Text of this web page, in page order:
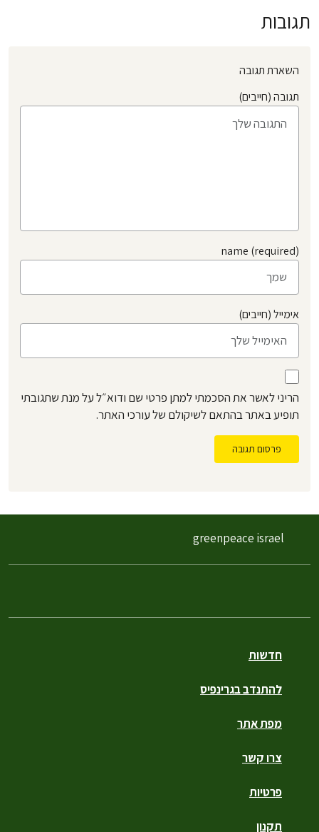
תגובות
השארת תגובה
תגובה (חייבים)
name (required)
אימייל (חייבים)
הריני לאשר את הסכמתי למתן פרטי שם ודוא״ל על מנת שתגובתי
תופיע באתר בהתאם לשיקולם של עורכי האתר.
פרסום תגובה
חדשות
להתנדב בגרינפיס
מפת אתר
צרו קשר
פרטיות
תקנון